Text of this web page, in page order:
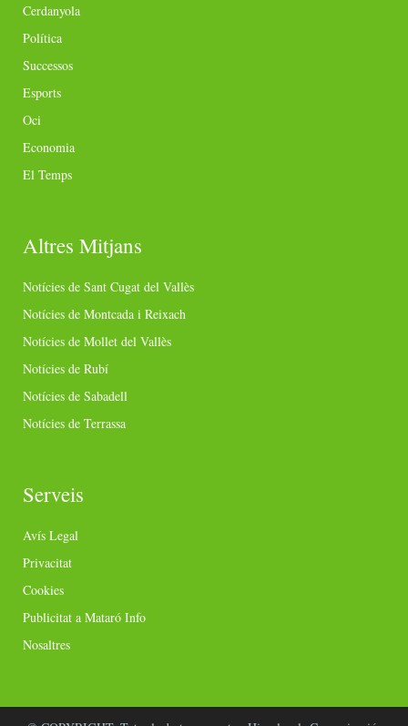
Cerdanyola
Política
Successos
Esports
Oci
Economia
El Temps
Altres Mitjans
Notícies de Sant Cugat del Vallès
Notícies de Montcada i Reixach
Notícies de Mollet del Vallès
Notícies de Rubí
Notícies de Sabadell
Notícies de Terrassa
Serveis
Avís Legal
Privacitat
Cookies
Publicitat a Mataró Info
Nosaltres